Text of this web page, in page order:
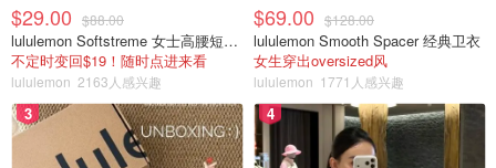
$29.00 $88.00
lululemon Softstreme 女士高腰短裤 10cm
不定时变回$19！随时点进来看
lululemon 2163人感兴趣
$69.00 $128.00
lululemon Smooth Spacer 经典卫衣
女生穿出oversized风
lululemon 1771人感兴趣
3 4